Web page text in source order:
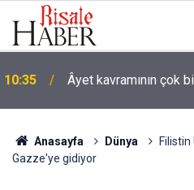
09:25 İyi Müslüman
Anasayfa Dünya
Filistin
Gazze'ye gidiyor